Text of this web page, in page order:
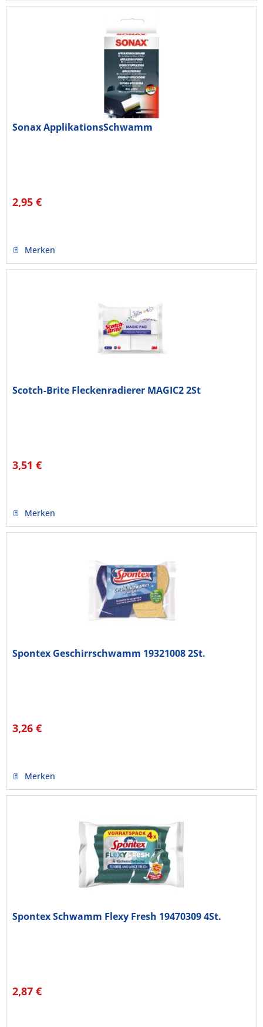
Sonax ApplikationsSchwamm
2,95 €
Merken
Scotch-Brite Fleckenradierer MAGIC2 2St
3,51 €
Merken
Spontex Geschirrschwamm 19321008 2St.
3,26 €
Merken
Spontex Schwamm Flexy Fresh 19470309 4St.
2,87 €